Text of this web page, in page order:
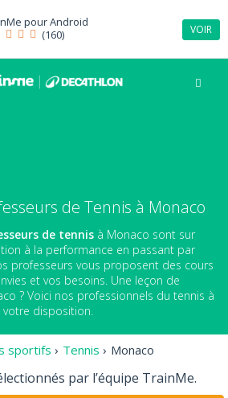
pourAndroid
(160)
VOIR
de Tennis à Monaco
de tennis à Monaco sont sur
à la performance en passant par
professeurs vous proposent des cours
et vos besoins. Une leçon de
? Voici nos professionnels du tennis à
votre disposition.
sportifs › Tennis › Monaco
par l’équipe TrainMe.